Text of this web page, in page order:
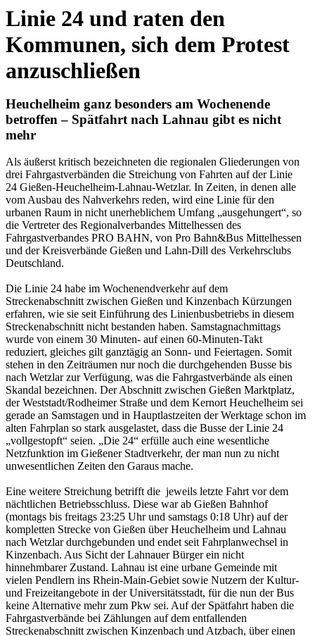
Linie 24 und raten den
Kommunen, sich dem Protest
anzuschließen
Heuchelheim ganz besonders am Wochenende
betroffen – Spätfahrt nach Lahnau gibt es nicht
mehr
Als äußerst kritisch bezeichneten die regionalen Gliederungen von
drei Fahrgastverbänden die Streichung von Fahrten auf der Linie
24 Gießen-Heuchelheim-Lahnau-Wetzlar. In Zeiten, in denen alle
vom Ausbau des Nahverkehrs reden, wird eine Linie für den
urbanen Raum in nicht unerheblichem Umfang „ausgehungert“, so
die Vertreter des Regionalverbandes Mittelhessen des
Fahrgastverbandes PRO BAHN, von Pro Bahn&Bus Mittelhessen
und der Kreisverbände Gießen und Lahn-Dill des Verkehrsclubs
Deutschland.
Die Linie 24 habe im Wochenendverkehr auf dem
Streckenabschnitt zwischen Gießen und Kinzenbach Kürzungen
erfahren, wie sie seit Einführung des Linienbusbetriebs in diesem
Streckenabschnitt nicht bestanden haben. Samstagnachmittags
wurde von einem 30 Minuten- auf einen 60-Minuten-Takt
reduziert, gleiches gilt ganztägig an Sonn- und Feiertagen. Somit
stehen in den Zeiträumen nur noch die durchgehenden Busse bis
nach Wetzlar zur Verfügung, was die Fahrgastverbände als einen
Skandal bezeichnen. Der Abschnitt zwischen Gießen Marktplatz,
der Weststadt/Rodheimer Straße und dem Kernort Heuchelheim sei
gerade an Samstagen und in Hauptlastzeiten der Werktage schon im
alten Fahrplan so stark ausgelastet, dass die Busse der Linie 24
„vollgestopft“ seien. „Die 24“ erfülle auch eine wesentliche
Netzfunktion im Gießener Stadtverkehr, der man nun zu nicht
unwesentlichen Zeiten den Garaus mache.
Eine weitere Streichung betrifft die jeweils letzte Fahrt vor dem
nächtlichen Betriebsschluss. Diese war ab Gießen Bahnhof
(montags bis freitags 23:25 Uhr und samstags 0:18 Uhr) auf der
kompletten Strecke von Gießen über Heuchelheim und Lahnau
nach Wetzlar durchgebunden und endet seit Fahrplanwechsel in
Kinzenbach. Aus Sicht der Lahnauer Bürger ein nicht
hinnehmbarer Zustand. Lahnau ist eine urbane Gemeinde mit
vielen Pendlern ins Rhein-Main-Gebiet sowie Nutzern der Kultur-
und Freizeitangebote in der Universitätsstadt, für die nun der Bus
keine Alternative mehr zum Pkw sei. Auf der Spätfahrt haben die
Fahrgastverbände bei Zählungen auf dem entfallenden
Streckenabschnitt zwischen Kinzenbach und Atzbach, über einen